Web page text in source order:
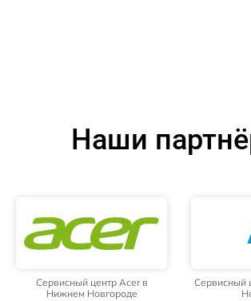
Наши
Сервисный центр Acer в
Нижнем Новгороде
Сервисный